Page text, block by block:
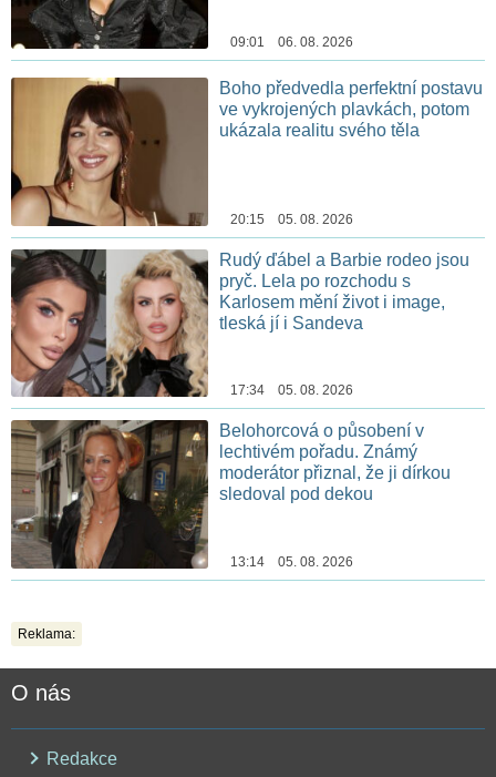
09:01 06. 08. 2026
Boho předvedla perfektní postavu
ve vykrojených plavkách, potom
ukázala realitu svého těla
20:15 05. 08. 2026
Rudý ďábel a Barbie rodeo jsou
pryč. Lela po rozchodu s
Karlosem mění život i image,
tleská jí i Sandeva
17:34 05. 08. 2026
Belohorcová o působení v
lechtivém pořadu. Známý
moderátor přiznal, že ji dírkou
sledoval pod dekou
13:14 05. 08. 2026
Reklama:
O nás
Redakce